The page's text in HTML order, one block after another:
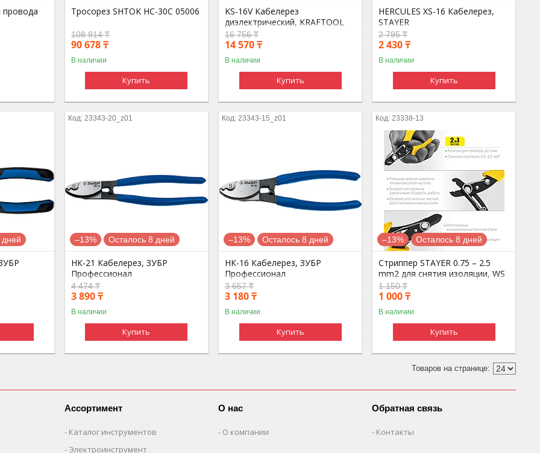
провода
Тросорез SHTOK НС-30С 05006
108 814 ₸
90 678 ₸
В наличии
Купить
KS-16V Кабелерез
диэлектрический, KRAFTOOL
16 756 ₸
14 570 ₸
В наличии
Купить
HERCULES XS-16 Кабелерез,
STAYER
2 795 ₸
2 430 ₸
В наличии
Купить
23343-20_z01
–13% Осталось 8 дней
НК-21 Кабелерез, ЗУБР
Профессионал
4 474 ₸
3 890 ₸
В наличии
Купить
23343-15_z01
–13% Осталось 8 дней
НК-16 Кабелерез, ЗУБР
Профессионал
3 657 ₸
3 180 ₸
В наличии
Купить
23338-13
–13% Осталось 8 дней
Стриппер STAYER 0.75 – 2.5
mm2 для снятия изоляции, WS
1 150 ₸
1 000 ₸
В наличии
Купить
Ассортимент
Каталог инструментов
Электроинструмент
О нас
О компании
Обратная связь
Контакты